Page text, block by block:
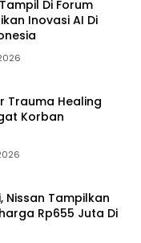
Di Forum
Inovasi AI Di
Trauma Healing
Korban
Nissan Tampilkan
Rp655 Juta Di